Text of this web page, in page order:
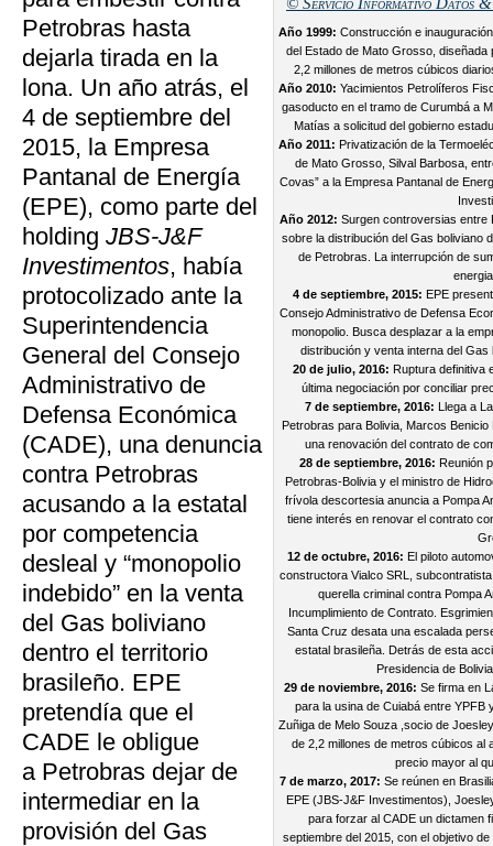
Año 1999: Construcción e
del Estado de Mato Grosso,
2,2 millones de metros cúbicos
Año 2010: Yacimientos Petrolíferos
gasoducto en el tramo de Curumbá a
Matías a solicitud del gobierno
Año 2011: Privatización de la
de Mato Grosso, Silval Barbosa,
Covas” a la Empresa Pantanal de
Año 2012: Surgen controversias entre
sobre la distribución del Gas boliviano
de Petrobras. La interrupción de
4 de septiembre, 2015: EPE
Consejo Administrativo de Defensa
monopolio. Busca desplazar a la
distribución y venta interna del
20 de julio, 2016: Ruptura definitiva
última negociación por conciliar
7 de septiembre, 2016: Llega a
Petrobras para Bolivia, Marcos
una renovación del contrato de
28 de septiembre, 2016: Reunión
Petrobras-Bolivia y el ministro de
frívola descortesia anuncia a Pompa
tiene interés en renovar el contrato
12 de octubre, 2016: El piloto
constructora Vialco SRL,
querella criminal contra Pompa
Incumplimiento de Contrato.
Santa Cruz desata una escalada
estatal brasileña. Detrás de esta
Presidencia de
29 de noviembre, 2016: Se firma en
para la usina de Cuiabá entre YPFB
Zuñiga de Melo Souza ,socio de
de 2,2 millones de metros cúbicos al
precio mayor al
7 de marzo, 2017: Se reúnen en
EPE (JBS-J&F Investimentos),
para forzar al CADE un dictamen
septiembre del 2015, con el objetivo
Petrobras hasta
dejarla tirada en la
lona. Un año atrás, el
4 de septiembre del
2015, la Empresa
Pantanal de Energía
(EPE), como parte del
holding JBS-J&F
Investimentos, había
protocolizado ante la
Superintendencia
General del Consejo
Administrativo de
Defensa Económica
(CADE), una denuncia
contra Petrobras
acusando a la estatal
por competencia
desleal y “monopolio
indebido” en la venta
del Gas boliviano
dentro el territorio
brasileño. EPE
pretendía que el
CADE le obligue
a Petrobras dejar de
intermediar en la
provisión del Gas